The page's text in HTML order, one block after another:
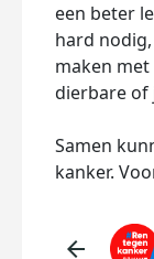
een beter
hard
maken met
dierbare
Samen
kanker.
arrow_back